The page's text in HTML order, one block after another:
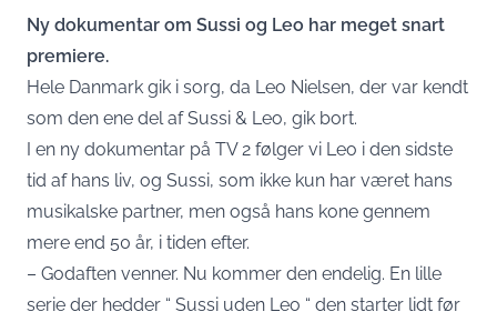
Ny dokumentar om Sussi og Leo har meget snart
premiere.
Hele Danmark gik i sorg, da Leo Nielsen, der var kendt
som den ene del af Sussi & Leo, gik bort.
I en ny dokumentar på TV 2 følger vi Leo i den sidste
tid af hans liv, og Sussi, som ikke kun har været hans
musikalske partner, men også hans kone gennem
mere end 50 år, i tiden efter.
– Godaften venner. Nu kommer den endelig. En lille
serie der hedder “ Sussi uden Leo “ den starter lidt før